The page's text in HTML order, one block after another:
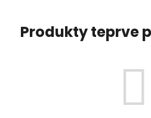
Produkty teprve